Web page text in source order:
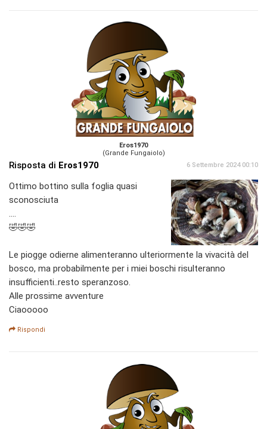
Eros1970
(Grande Fungaiolo)
Risposta di Eros1970 6 Settembre 2024 00:10
Ottimo bottino sulla foglia quasi
sconosciuta
....
🤣🤣🤣
Le piogge odierne alimenteranno ulteriormente la vivacità del
bosco, ma probabilmente per i miei boschi risulteranno
insufficienti..resto speranzoso.
Alle prossime avventure
Ciaooooo
Rispondi